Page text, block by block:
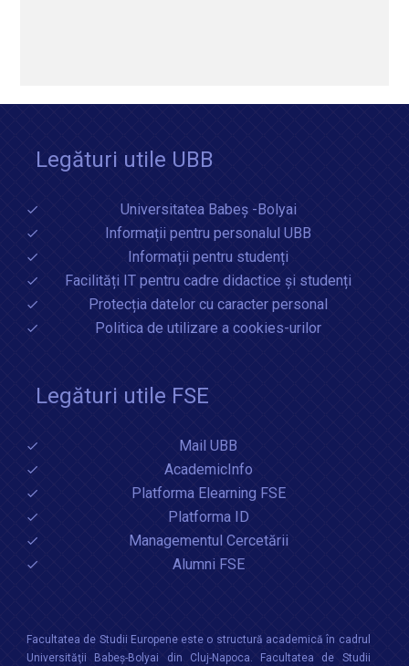
Legături utile UBB
Universitatea Babeș -Bolyai
Informații pentru personalul UBB
Informații pentru studenți
Facilități IT pentru cadre didactice și studenți
Protecția datelor cu caracter personal
Politica de utilizare a cookies-urilor
Legături utile FSE
Mail UBB
AcademicInfo
Platforma Elearning FSE
Platforma ID
Managementul Cercetării
Alumni FSE
Facultatea de Studii Europene este o structură academică în cadrul
Universităţii Babeș-Bolyai din Cluj-Napoca. Facultatea de Studii